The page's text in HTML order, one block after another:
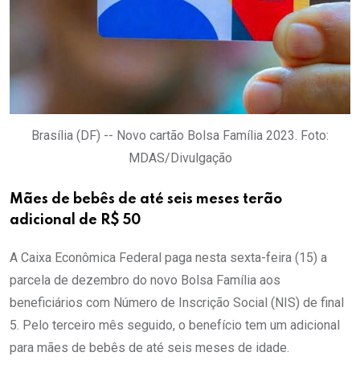
Brasília (DF) -- Novo cartão Bolsa Família 2023. Foto:
MDAS/Divulgação
Mães de bebês de até seis meses terão
adicional de R$ 50
A Caixa Econômica Federal paga nesta sexta-feira (15) a
parcela de dezembro do novo Bolsa Família aos
beneficiários com Número de Inscrição Social (NIS) de final
5. Pelo terceiro mês seguido, o benefício tem um adicional
para mães de bebês de até seis meses de idade.